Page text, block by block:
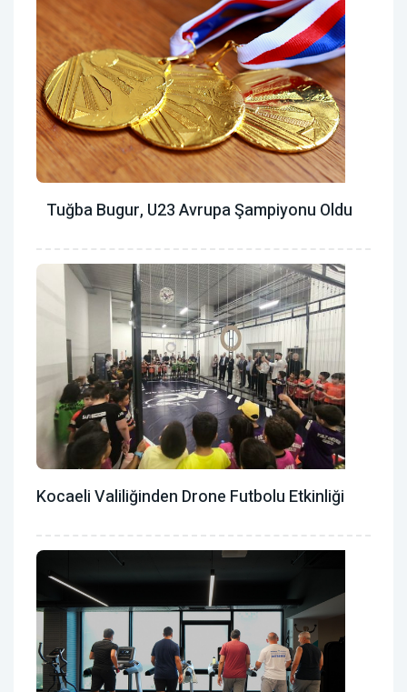
Tuğba Bugur, U23 Avrupa Şampiyonu Oldu
Kocaeli Valiliğinden Drone Futbolu Etkinliği